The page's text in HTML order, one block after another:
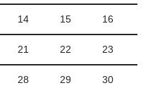
14 15 16
21 22 23
28 29 30